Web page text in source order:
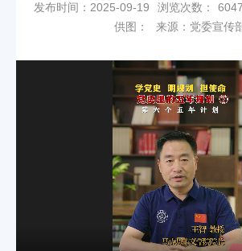
发布时间：2025-09-19 浏览次数： 6047
供图：
来源：党委宣传